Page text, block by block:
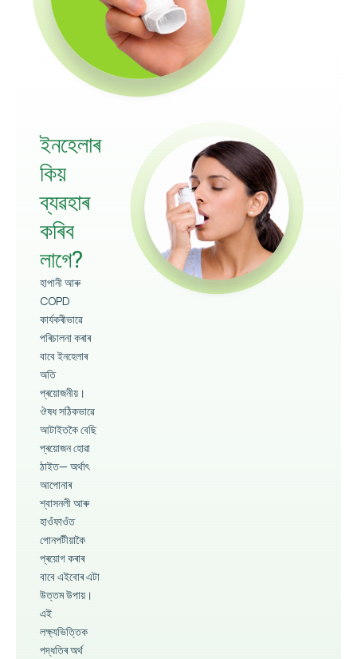
ইনহেলাৰ
কিয়
ব্যৱহাৰ
কৰিব
লাগে?
হাপানী আৰু
COPD
কাৰ্যকৰীভাৱে
পৰিচালনা কৰাৰ
বাবে ইনহেলাৰ
অতি
প্ৰয়োজনীয়।
ঔষধ সঠিকভাৱে
আটাইতকৈ বেছি
প্ৰয়োজন হোৱা
ঠাইত— অৰ্থাৎ
আপোনাৰ
শ্বাসনলী আৰু
হাওঁফাওঁত
পোনপটীয়াকৈ
প্ৰয়োগ কৰাৰ
বাবে এইবোৰ এটা
উত্তম উপায়।
এই
লক্ষ্যভিত্তিক
পদ্ধতিৰ অৰ্থ